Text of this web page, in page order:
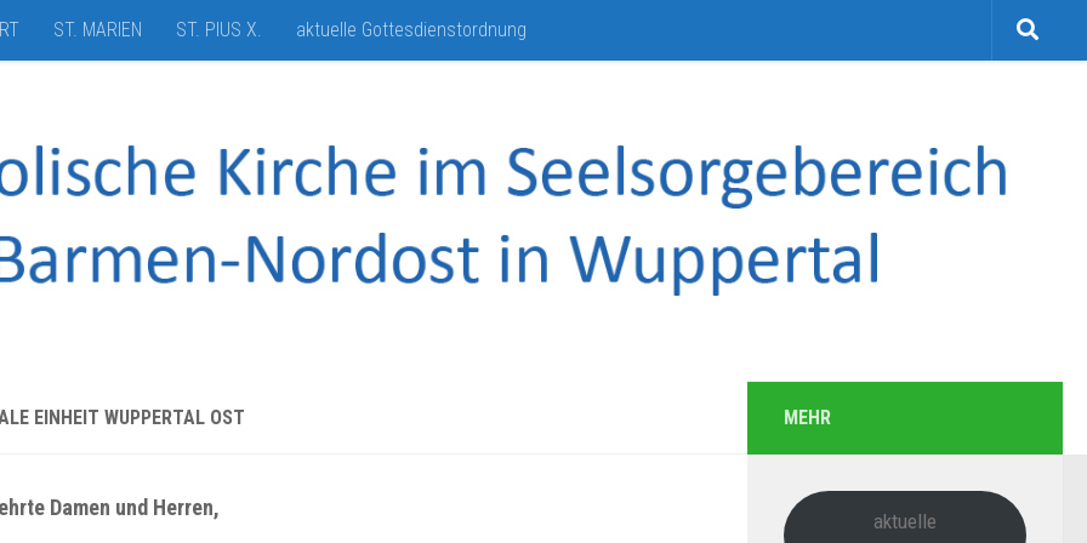
ST. MARIEN ST. PIUS X. aktuelle Gottesdienstordnung
EINHEIT WUPPERTAL OST
Damen und Herren,
MEHR
aktuelle